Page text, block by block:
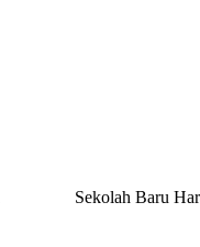
Sekolah Baru